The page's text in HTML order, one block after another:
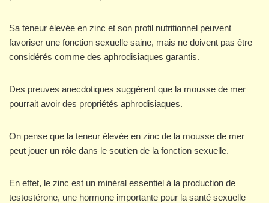
Sa teneur élevée en zinc et son profil nutritionnel peuvent
favoriser une fonction sexuelle saine, mais ne doivent pas être
considérés comme des aphrodisiaques garantis.
Des preuves anecdotiques suggèrent que la mousse de mer
pourrait avoir des propriétés aphrodisiaques.
On pense que la teneur élevée en zinc de la mousse de mer
peut jouer un rôle dans le soutien de la fonction sexuelle.
En effet, le zinc est un minéral essentiel à la production de
testostérone, une hormone importante pour la santé sexuelle